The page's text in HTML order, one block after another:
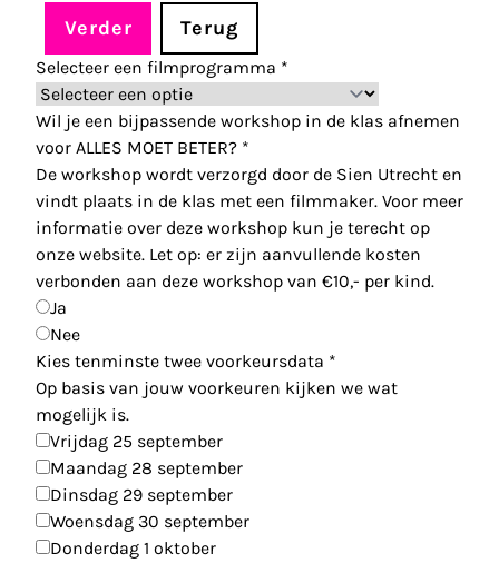
Verder Terug
Selecteer een filmprogramma *
Wil je een bijpassende workshop in de klas afnemen
voor ALLES MOET BETER? *
De workshop wordt verzorgd door de Sien Utrecht en
vindt plaats in de klas met een filmmaker. Voor meer
informatie over deze workshop kun je terecht op
onze website. Let op: er zijn aanvullende kosten
verbonden aan deze workshop van €10,- per kind.
Ja
Nee
Kies tenminste twee voorkeursdata *
Op basis van jouw voorkeuren kijken we wat
mogelijk is.
Vrijdag 25 september
Maandag 28 september
Dinsdag 29 september
Woensdag 30 september
Donderdag 1 oktober